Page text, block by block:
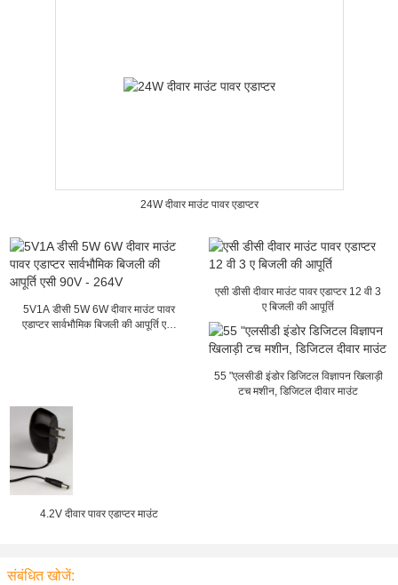
24W दीवार माउंट पावर एडाप्टर
5V1A डीसी 5W 6W दीवार माउंट पावर
एडाप्टर सार्वभौमिक बिजली की आपूर्ति एसी
एसी डीसी दीवार माउंट पावर एडाप्टर 12 वी 3
ए बिजली की आपूर्ति
55 "एलसीडी इंडोर डिजिटल विज्ञापन खिलाड़ी
टच मशीन, डिजिटल दीवार माउंट
4.2V दीवार पावर एडाप्टर माउंट
संबंधित खोजें: